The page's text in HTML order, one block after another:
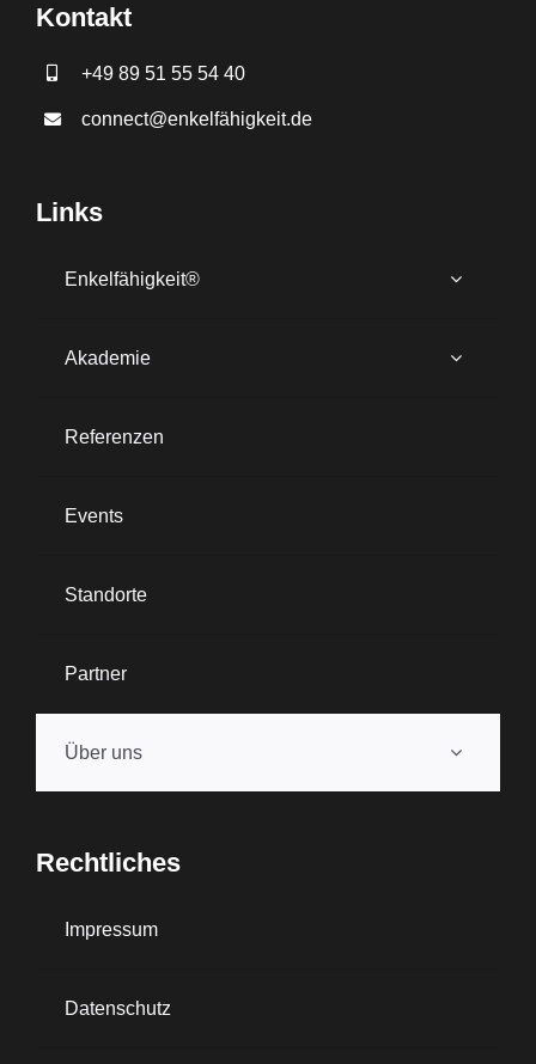
Kontakt
+49 89 51 55 54 40
connect@enkelfähigkeit.de
Links
Enkelfähigkeit®
Akademie
Referenzen
Events
Standorte
Partner
Über uns
Rechtliches
Impressum
Datenschutz